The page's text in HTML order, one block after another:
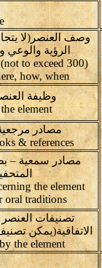
Signature
الرؤية والوعي
to exceed 300
how, when
وظيفة
Present function of the element
مصادر
Written sources from books & references
مصادر سمعية –
the element
oral traditions
تصنيفات
الاتفاقية(يمكن
the element